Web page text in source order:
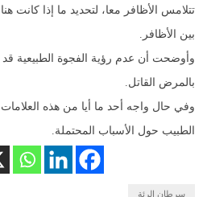
تتلامس الأظافر معا، لتحديد ما إذا
بين الأظافر.
وأوضحت أن عدم رؤية الفجوة الطبيعية قد
بالمرض القاتل.
وفي حال واجه أحد ما أيا من هذه
الطبيب حول الأسباب المحتملة.
سرطان الرئة